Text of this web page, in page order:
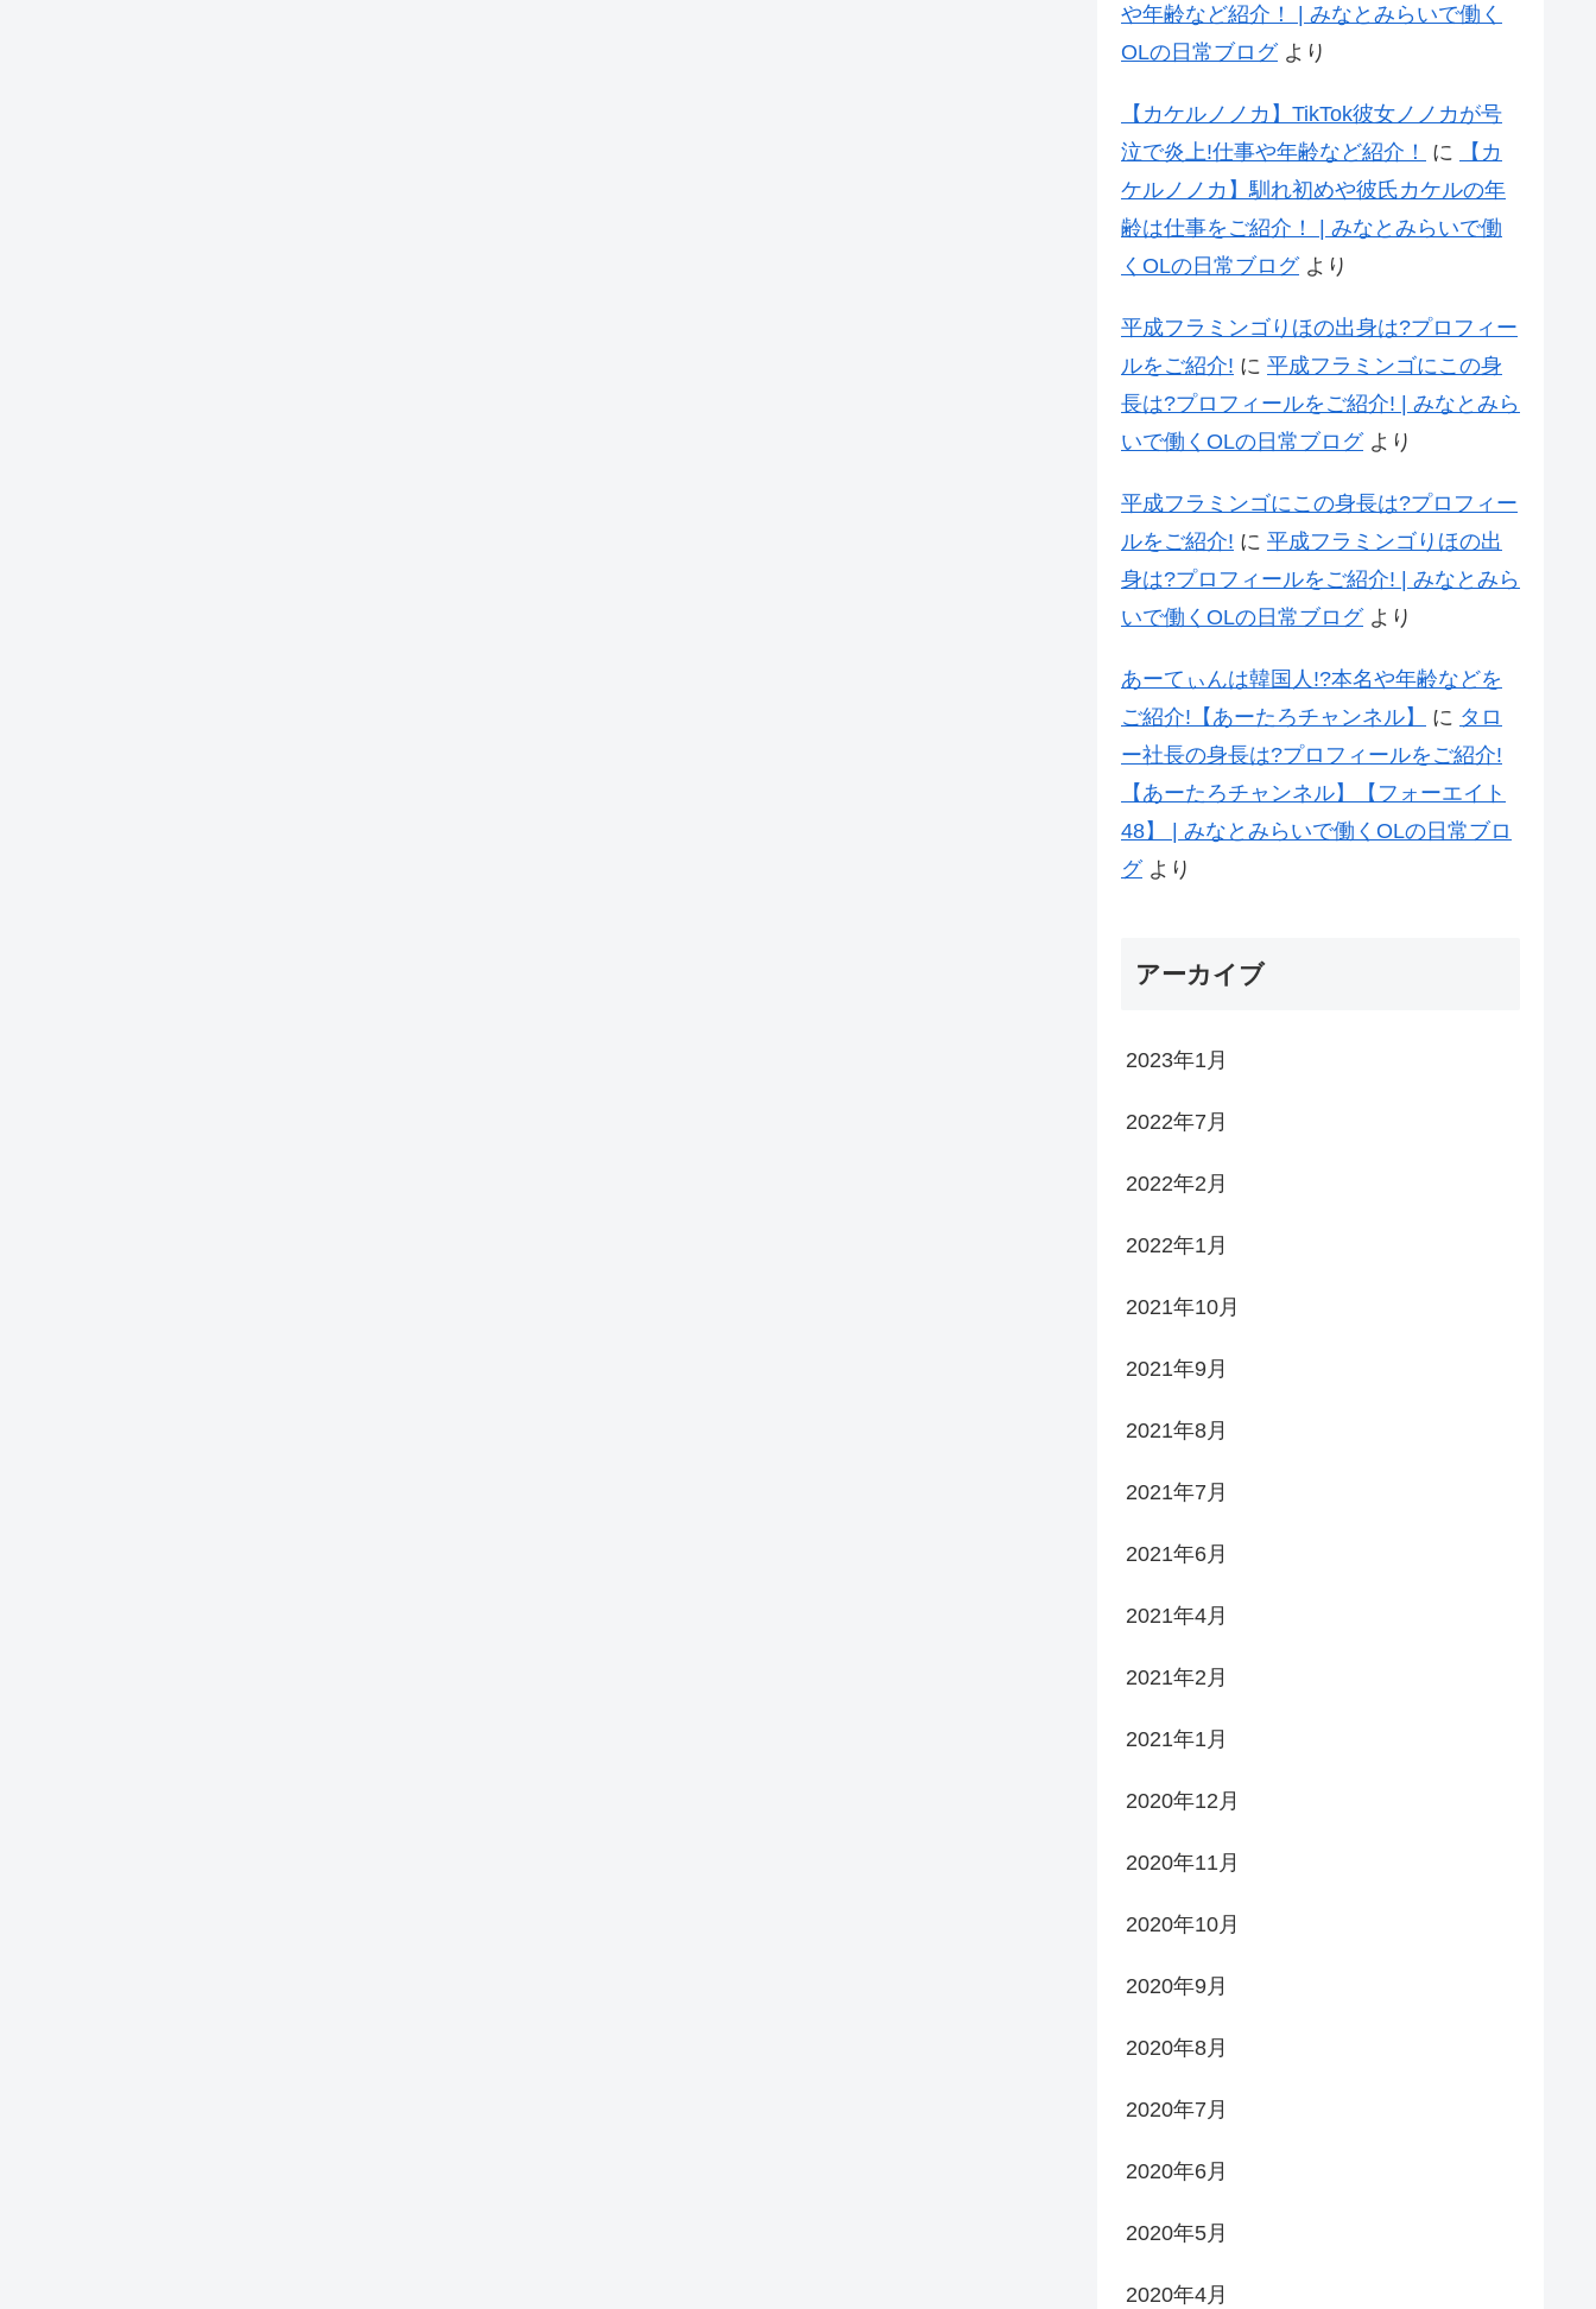
や年齢など紹介！ | みなとみらいで働く
OLの日常ブログより
【カケルノノカ】TikTok彼女ノノカが号
泣で炎上!仕事や年齢など紹介！
に
【カ
ケルノノカ】馴れ初めや彼氏カケルの年
齢は仕事をご紹介！ | みなとみらいで働
くOLの日常ブログより
平成フラミンゴりほの出身は?プロフィー
ルをご紹介! に 平成フラミンゴにこの身
長は?プロフィールをご紹介! | みなとみら
いで働くOLの日常ブログより
平成フラミンゴにこの身長は?プロフィー
ルをご紹介! に 平成フラミンゴりほの出
身は?プロフィールをご紹介! | みなとみら
いで働くOLの日常ブログより
あーてぃんは韓国人!?本名や年齢などを
ご紹介!【あーたろチャンネル】
に タロ
ー社長の身長は?プロフィールをご紹介!
【あーたろチャンネル】【フォーエイト
48】 | みなとみらいで働くOLの日常ブロ
グより
アーカイブ
2023年1月
2022年7月
2022年2月
2022年1月
2021年10月
2021年9月
2021年8月
2021年7月
2021年6月
2021年4月
2021年2月
2021年1月
2020年12月
2020年11月
2020年10月
2020年9月
2020年8月
2020年7月
2020年6月
2020年5月
2020年4月